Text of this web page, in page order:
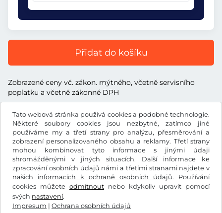
Tato webová stránka používá cookies a podobné technologie.
Některé soubory cookies jsou nezbytné, zatímco jiné
používáme my a třetí strany pro analýzu, přesměrování a
zobrazení personalizovaného obsahu a reklamy. Třetí strany
mohou kombinovat tyto informace s jinými údaji
shromážděnými v jiných situacích. Další informace ke
zpracování osobních údajů námi a třetími stranami najdete v
našich informacích k ochraně osobních údajů. Používání
cookies můžete odmítnout nebo kdykoliv upravit pomocí
svých nastavení.
Impresum | Ochrana osobních údajů
Přidat do košíku
Zobrazené ceny vč. zákon. mýtného, včetně servisního
poplatku a včetně zákonné DPH
KčCZK
Facebook Instagram
Všeobecné obchodní podmínky / Právo na odstoupení od
smlouvy